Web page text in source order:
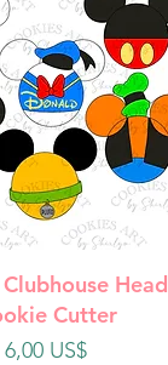
rápida Head
Cutter
Precio
6,00 US$